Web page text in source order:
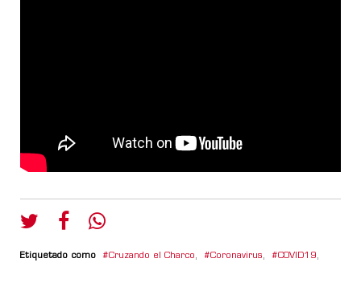
Etiquetado como Cruzando el Charco, Coronavirus, COVID19,